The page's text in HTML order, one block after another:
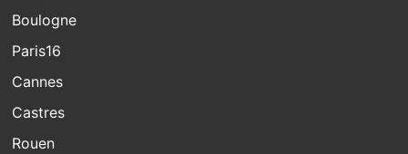
Boulogne
Paris16
Cannes
Castres
Rouen